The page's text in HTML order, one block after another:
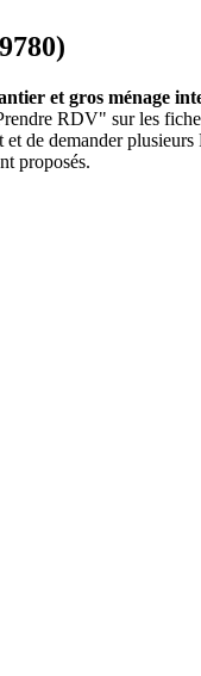
et gros ménage
RDV" sur les
de demander
proposés.